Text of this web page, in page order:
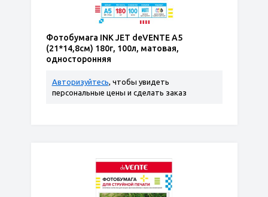
Фотобумага INK JET deVENTE A5
(21*14,8см) 180г, 100л, матовая,
односторонняя
Авторизуйтесь, чтобы увидеть
персональные цены и сделать заказ